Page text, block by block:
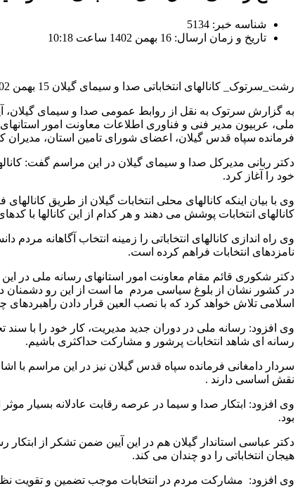
شناسه خبر: 5134
تاریخ و زمان ارسال: 16 بهمن 1402 ساعت 10:18
رشت_سرتوک_ کانالهای انتخاباتی صدا و سیمای گیلان 15 بهمن 1402همزمان با ایام الله دهه فجر فعالیت رسمی خود را با حضور مسئولین کشوری و استانی آغاز کرد.
به گزارش سرتوک به نقل از روابط عمومی صدا و سیمای گیلان،
ملی، عربیون مدیر فنی و فناوری اطلاعات معاونت امور
فرمانده سپاه قدس گیلان، اعضای شورای تامین استان، مدیران
دکتر ربانی مدیرکل صدا و سیمای گیلان در این مراسم گفت:
خود را آغاز کرد.
کانالهای انتخابات پوشش می دهند و هر کدام از این کانالها با
وی راه اندازی کانالهای انتخاباتی را زمینه انتخاب آگاهانه
نامزدهای انتخابات فراهم کرده است.
دکتر شکوری قائم مقام معاونت امور استانهای رسانه ملی در
در کشور نشان از بلوغ سیاسی مردم ما است از این رو دشمنان
اسلامی تلاش خواهد کرد که با نصب العین قرار دادن
رسانه ای شاهد انتخابات پرشور و مشارکت حداکثری باشیم.
سردار دامغانی فرمانده سپاه قدس گیلان نیز در این مراسم با
نقش اساسی دارند .
وی افزود: ابتکار صدا و سیما در عرصه رقابت عادلانه بسیار موثر
بود.
دکتر عباسی استاندار گیلان هم در این آیین ضمن تشکر از ابتکار
هیجان انتخاباتی را دو چندان می کند.
وی افزود: مشارکت مردم در انتخابات موجب تضمین و تقویت نظام